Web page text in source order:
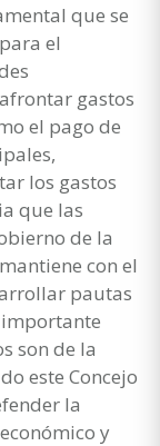
que se
el
gastos
el pago de
los gastos
que las
de la
con el
pautas
importante
son de la
este Concejo
la
y